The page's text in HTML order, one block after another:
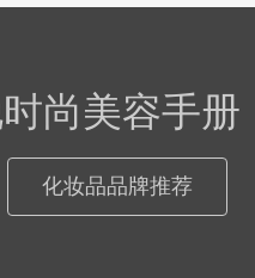
尚美容手册
化妆品品牌推荐